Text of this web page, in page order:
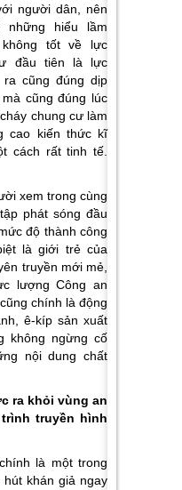
người dân, nên
những hiểu lầm
tốt về lực
đầu tiên là lực
cũng đúng dịp
cũng đúng lúc
chung cư làm
cao kiến thức kĩ
cách rất tinh tế.
xem trong cùng
phát sóng đầu
độ thành công
là giới trẻ của
truyền mới mẻ,
lượng Công an
chính là động
ê-kíp sản xuất
không ngừng cố
nội dung chất
ra khỏi vùng an
truyền hình
là một trong
khán giả ngay